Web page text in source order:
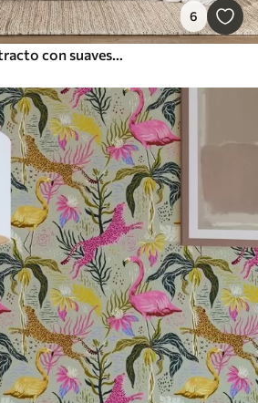
6
Fascinante diseño abstracto con suaves ondas pastel en colores cálidos